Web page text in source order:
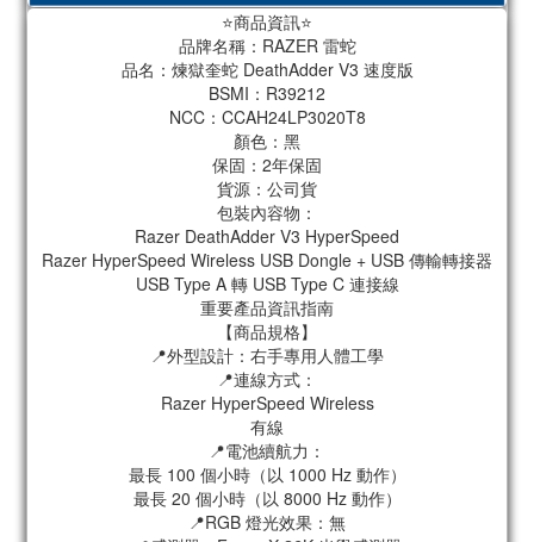
⭐️商品資訊⭐️
品牌名稱：RAZER 雷蛇
品名：煉獄奎蛇 DeathAdder V3 速度版
BSMI：R39212
NCC：CCAH24LP3020T8
顏色：黑
保固：2年保固
貨源：公司貨
包裝內容物：
Razer DeathAdder V3 HyperSpeed
Razer HyperSpeed Wireless USB Dongle + USB 傳輸轉接器
USB Type A 轉 USB Type C 連接線
重要產品資訊指南
【商品規格】
📍外型設計：右手專用人體工學
📍連線方式：
Razer HyperSpeed Wireless
有線
📍電池續航力：
最長 100 個小時（以 1000 Hz 動作）
最長 20 個小時（以 8000 Hz 動作）
📍RGB 燈光效果：無